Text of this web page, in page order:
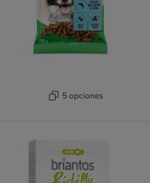
5 opciones